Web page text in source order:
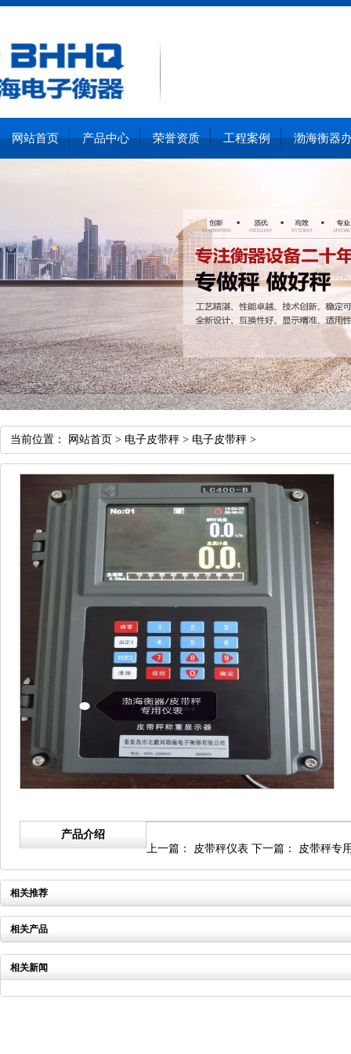
网站首页 产品中心 荣誉资质 工程案例 渤海衡器
当前位置： 网站首页 > 电子皮带秤 > 电子皮带秤 >
产品介绍
上一篇： 皮带秤仪表 下一篇： 皮带秤专
相关推荐
相关产品
相关新闻